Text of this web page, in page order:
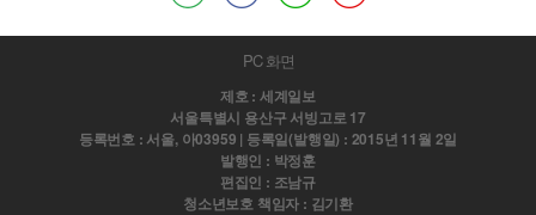
PC 화면
제호 : 세계일보
서울특별시 용산구 서빙고로 17
등록번호 : 서울, 아03959 | 등록일(발행일) : 2015년 11월 2일
발행인 : 박정훈
편집인 : 조남규
청소년보호 책임자 : 김기환